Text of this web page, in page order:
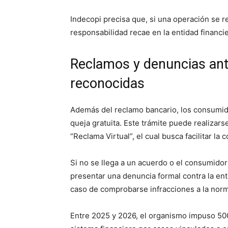
Indecopi precisa que, si una operación se
responsabilidad recae en la entidad
Reclamos y denuncias
reconocidas
Además del reclamo bancario, los
queja gratuita. Este trámite puede
“Reclama Virtual”, el cual busca facilitar la
Si no se llega a un acuerdo o el
presentar una denuncia formal contra la
caso de comprobarse infracciones a la
Entre 2025 y 2026, el organismo impuso